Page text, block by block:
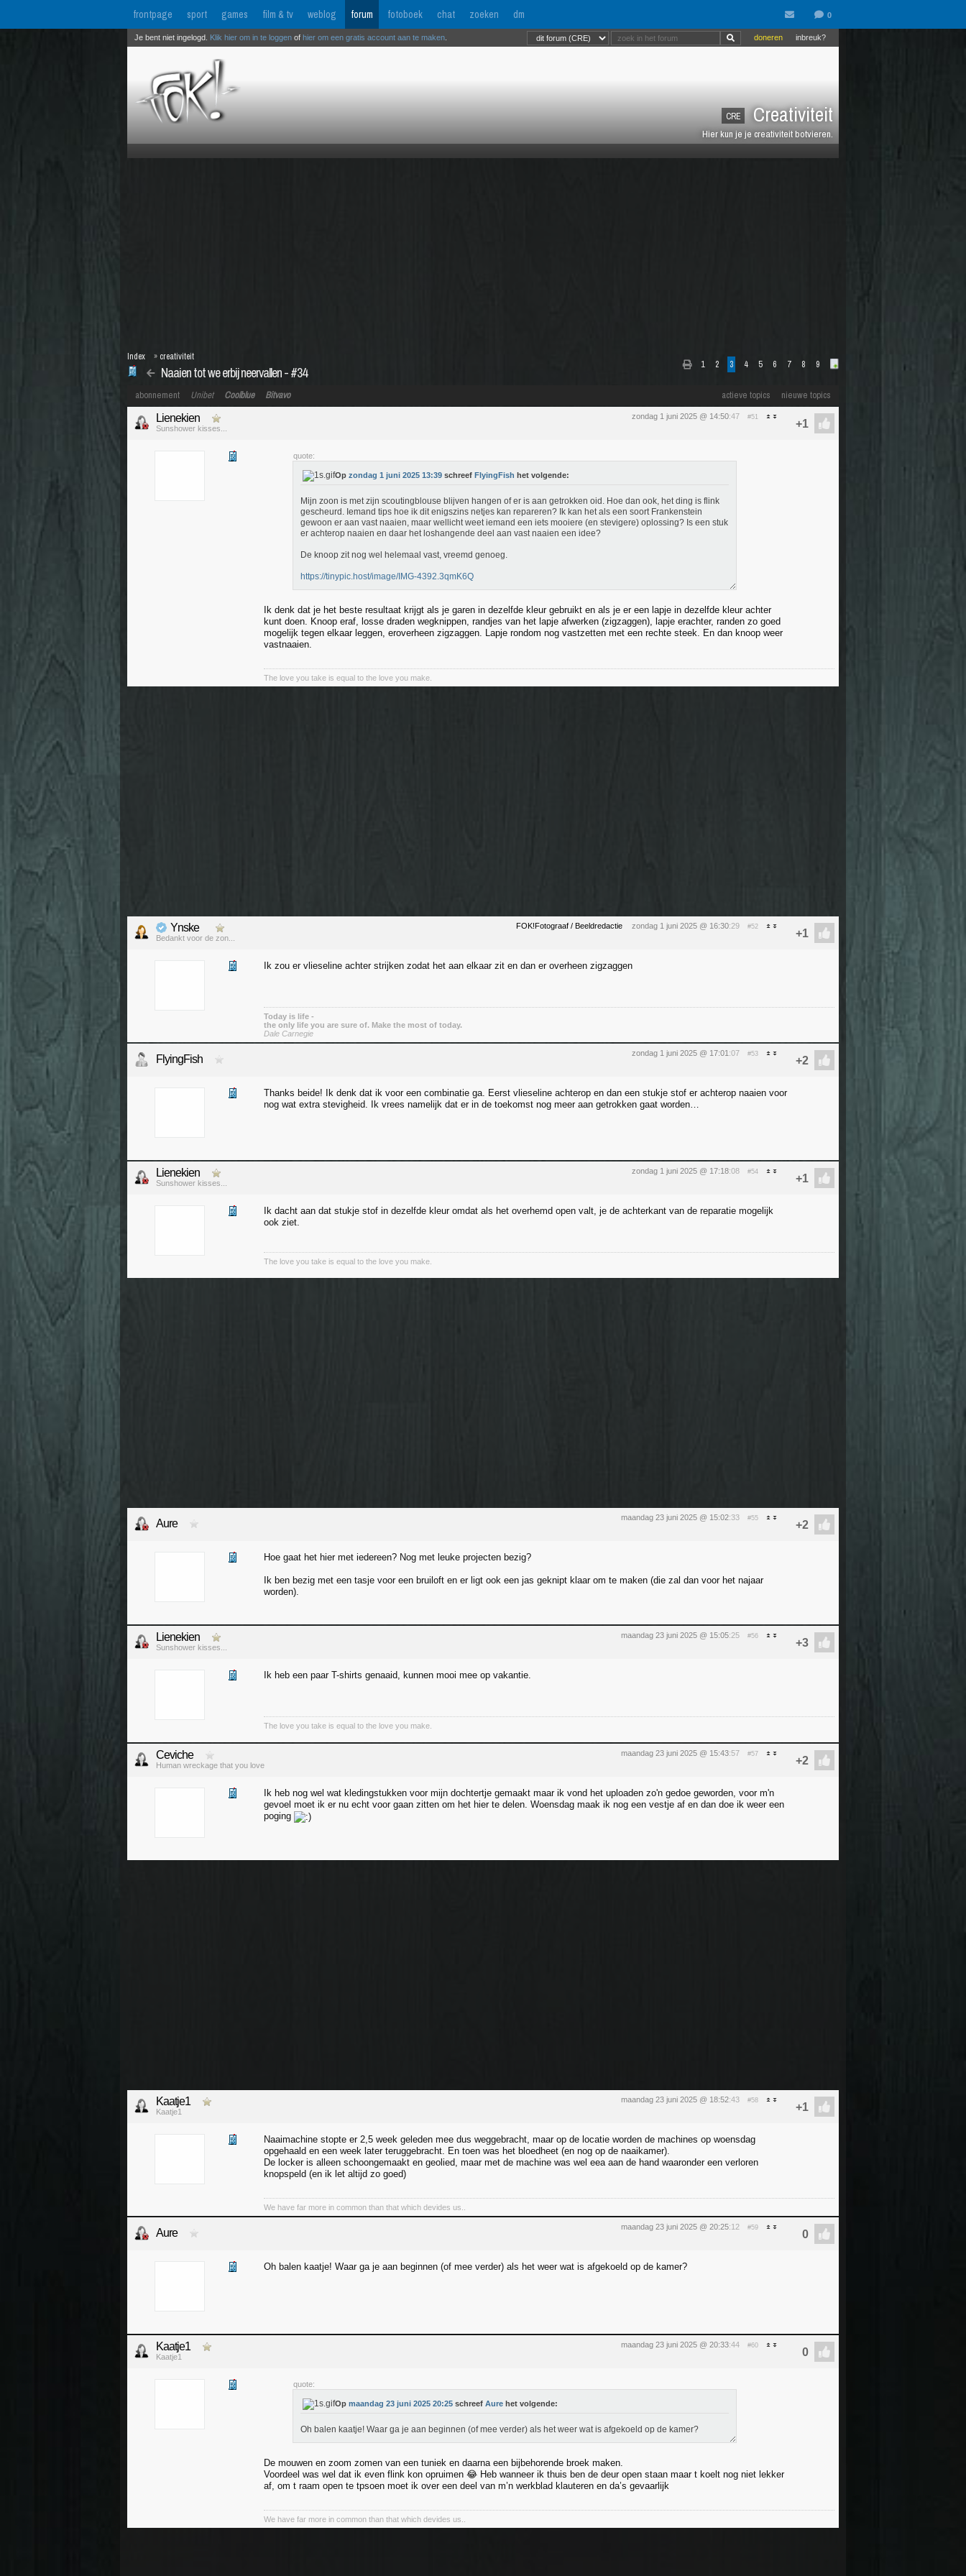
frontpage sport games film & tv weblog forum fotoboek chat zoeken dm
CRE Creativiteit
Hier kun je je creativiteit botvieren.
inbreuk?
doneren
Je bent niet ingelogd. Klik hier om in te loggen of hier om een gratis account aan te maken
1 2 3 4 5 6 7 8 9
Naaien tot we erbij neervallen - #34
Index » creativiteit
actieve topics nieuwe topics
abonnement Unibet Coolblue Bitvavo
zondag 1 juni 2025 @ 14:50:47 #51
Lienekien
Sunshower kisses...
quote:
Op zondag 1 juni 2025 13:39 schreef FlyingFish het volgende:
Mijn zoon is met zijn scoutingblouse blijven hangen of er is aan getrokken oid. Hoe dan ook, het ding is flink
gescheurd. Iemand tips hoe ik dit enigszins netjes kan repareren? Ik kan het als een soort Frankenstein
gewoon er aan vast naaien, maar wellicht weet iemand een iets mooiere (en stevigere) oplossing? Is een stuk
er achterop naaien en daar het loshangende deel aan vast naaien een idee?
De knoop zit nog wel helemaal vast, vreemd genoeg.
https://tinypic.host/image/IMG-4392.3qmK6Q
Ik denk dat je het beste resultaat krijgt als je garen in dezelfde kleur gebruikt en als je er een lapje in dezelfde kleur achter
kunt doen. Knoop eraf, losse draden wegknippen, randjes van het lapje afwerken (zigzaggen), lapje erachter, randen zo goed
mogelijk tegen elkaar leggen, eroverheen zigzaggen. Lapje rondom nog vastzetten met een rechte steek. En dan knoop weer
vastnaaien.
The love you take is equal to the love you make.
FOK!Fotograaf / Beeldredactie zondag 1 juni 2025 @ 16:30:29 #52
Ynske
Bedankt voor de zon...
Ik zou er vlieseline achter strijken zodat het aan elkaar zit en dan er overheen zigzaggen
Today is life -
the only life you are sure of. Make the most of today.
Dale Carnegie
zondag 1 juni 2025 @ 17:01 :07 #53
FlyingFish
Thanks beide! Ik denk dat ik voor een combinatie ga. Eerst vlieseline achterop en dan een stukje stof er achterop naaien voor
nog wat extra stevigheid. Ik vrees namelijk dat er in de toekomst nog meer aan getrokken gaat worden…
zondag 1 juni 2025 @ 17:18:08 #54
Lienekien
Sunshower kisses...
Ik dacht aan dat stukje stof in dezelfde kleur omdat als het overhemd open valt, je de achterkant van de reparatie mogelijk
ook ziet.
The love you take is equal to the love you make.
maandag 23 juni 2025 @ 15:02:33 #55
Aure
Hoe gaat het hier met iedereen? Nog met leuke projecten bezig?
Ik ben bezig met een tasje voor een bruiloft en er ligt ook een jas geknipt klaar om te maken (die zal dan voor het najaar
worden).
maandag 23 juni 2025 @ 15:05:25 #56
Lienekien
Sunshower kisses...
Ik heb een paar T-shirts genaaid, kunnen mooi mee op vakantie.
The love you take is equal to the love you make.
maandag 23 juni 2025 @ 15:43:57 #57
Ceviche
Human wreckage that you love
Ik heb nog wel wat kledingstukken voor mijn dochtertje gemaakt maar ik vond het uploaden zo'n gedoe geworden, voor m'n
gevoel moet ik er nu echt voor gaan zitten om het hier te delen. Woensdag maak ik nog een vestje af en dan doe ik weer een
poging
maandag 23 juni 2025 @ 18:52:43 #58
Kaatje1
Kaatje1
Naaimachine stopte er 2,5 week geleden mee dus weggebracht, maar op de locatie worden de machines op woensdag
opgehaald en een week later teruggebracht. En toen was het bloedheet (en nog op de naaikamer).
De locker is alleen schoongemaakt en geolied, maar met de machine was wel eea aan de hand waaronder een verloren
knopspeld (en ik let altijd zo goed)
We have far more in common than that which devides us..
maandag 23 juni 2025 @ 20:25:12 #59
Aure
Oh balen kaatje! Waar ga je aan beginnen (of mee verder) als het weer wat is afgekoeld op de kamer?
maandag 23 juni 2025 @ 20:33:44 #60
Kaatje1
Kaatje1
quote:
Op maandag 23 juni 2025 20:25 schreef Aure het volgende:
Oh balen kaatje! Waar ga je aan beginnen (of mee verder) als het weer wat is afgekoeld op de kamer?
De mouwen en zoom zomen van een tuniek en daarna een bijbehorende broek maken.
Voordeel was wel dat ik even flink kon opruimen 😂 Heb wanneer ik thuis ben de deur open staan maar t koelt nog niet lekker
af, om t raam open te tpsoen moet ik over een deel van m’n werkblad klauteren en da’s gevaarlijk
We have far more in common than that which devides us..